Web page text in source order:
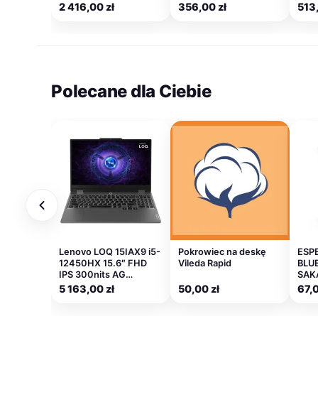
2 416,00zł 356,00zł
Polecane dla Ciebie
Lenovo LOQ 15IAX9 i5-
12450HX 15.6″ FHD
IPS 300nits AG…
5 163,00zł
Pokrowiec na deskę
Vileda Rapid
50,00zł